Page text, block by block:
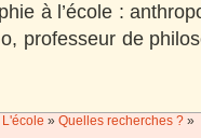
à l’école :
professeur de
L'école » Quelles recherches ? »